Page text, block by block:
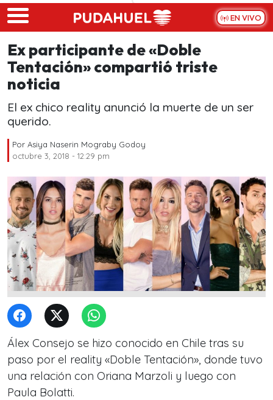
Skip to main content
EN VIVO
Ex participante de «Doble
Tentación» compartió triste
noticia
El ex chico reality anunció la muerte de un ser
querido.
Por Asiya Naserin Mograby Godoy
octubre 3, 2018 - 12:29 pm
Álex Consejo se hizo conocido en Chile tras su
paso por el reality «Doble Tentación», donde tuvo
una relación con Oriana Marzoli y luego con
Paula Bolatti.